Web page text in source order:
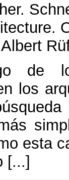
.
.
de
los
esta
[...]